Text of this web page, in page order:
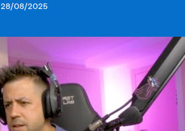
28/08/2025